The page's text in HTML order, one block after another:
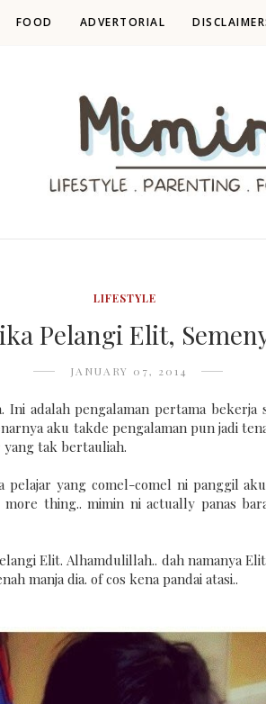
FOOD ADVERTORIAL
LIFESTYLE
Pelangi Elit,
JANUARY 07, 2014
Ini adalah pengalaman pertama bekerja
aku takde pengalaman pun jadi
yang tak bertauliah.
pelajar yang comel-comel ni panggil
more thing.. mimin ni actually panas
Elit. Alhamdulillah.. dah namanya
manja dia. of cos kena pandai atasi..